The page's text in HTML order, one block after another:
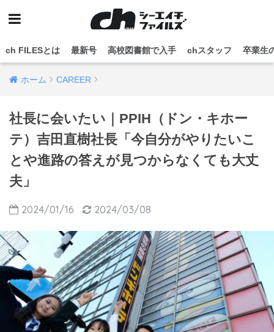
ch FILESとは 最新号 高校図書館で入手 chスタッフ 卒業生
ホーム CAREER
社長に会いたい｜PPIH（ドン・キホー
テ）吉田直樹社長「今自分がやりたいこ
とや進路の答えが見つからなくても大丈
夫」
2024/01/16 2024/03/08